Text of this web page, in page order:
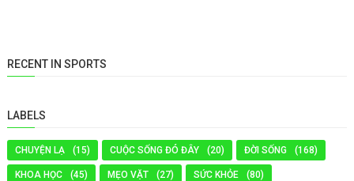
RECENT IN SPORTS
LABELS
CHUYỆN LẠ (15) CUỘC SỐNG ĐÓ ĐÂY (20) ĐỜI SỐNG (168)
KHOA HỌC (45) MẸO VẶT (27) SỨC KHỎE (80)